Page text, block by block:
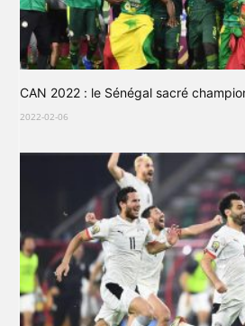
CAN 2022 : le Sénégal sacré
2022-02-06